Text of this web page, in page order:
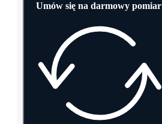
Umów się na darmowy pomiar